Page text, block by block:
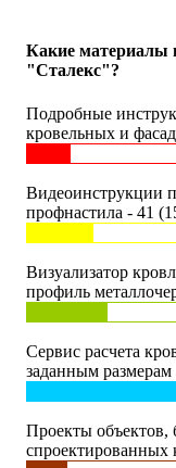
Какие материалы
"Сталекс"?
Подробные
кровельных и
Видеоинструкции
профнастила - 41
Визуализатор
профиль
Сервис расчета
заданным
Проекты объектов,
спроектированных